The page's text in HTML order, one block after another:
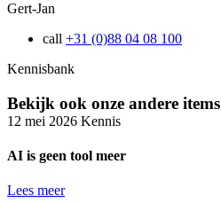
Gert-Jan
call +31 (0)88 04 08 100
Kennisbank
Bekijk ook onze andere items
12 mei 2026 Kennis
AI is geen tool meer
Lees meer